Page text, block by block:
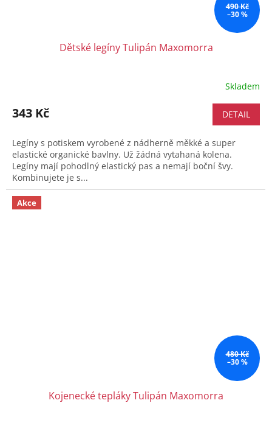
490 Kč
–30 %
Dětské legíny Tulipán Maxomorra
Skladem
343 Kč DETAIL
Legíny s potiskem vyrobené z nádherně měkké a super
elastické organické bavlny. Už žádná vytahaná kolena.
Legíny mají pohodlný elastický pas a nemají boční švy.
Kombinujete je s...
Akce
480 Kč
–30 %
Kojenecké tepláky Tulipán Maxomorra